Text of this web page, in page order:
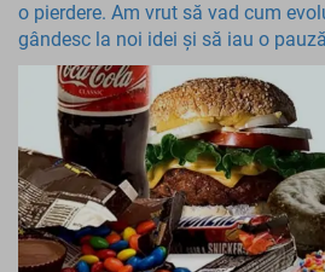
o pierdere. Am vrut să vad cum
gândesc la noi idei și să iau o